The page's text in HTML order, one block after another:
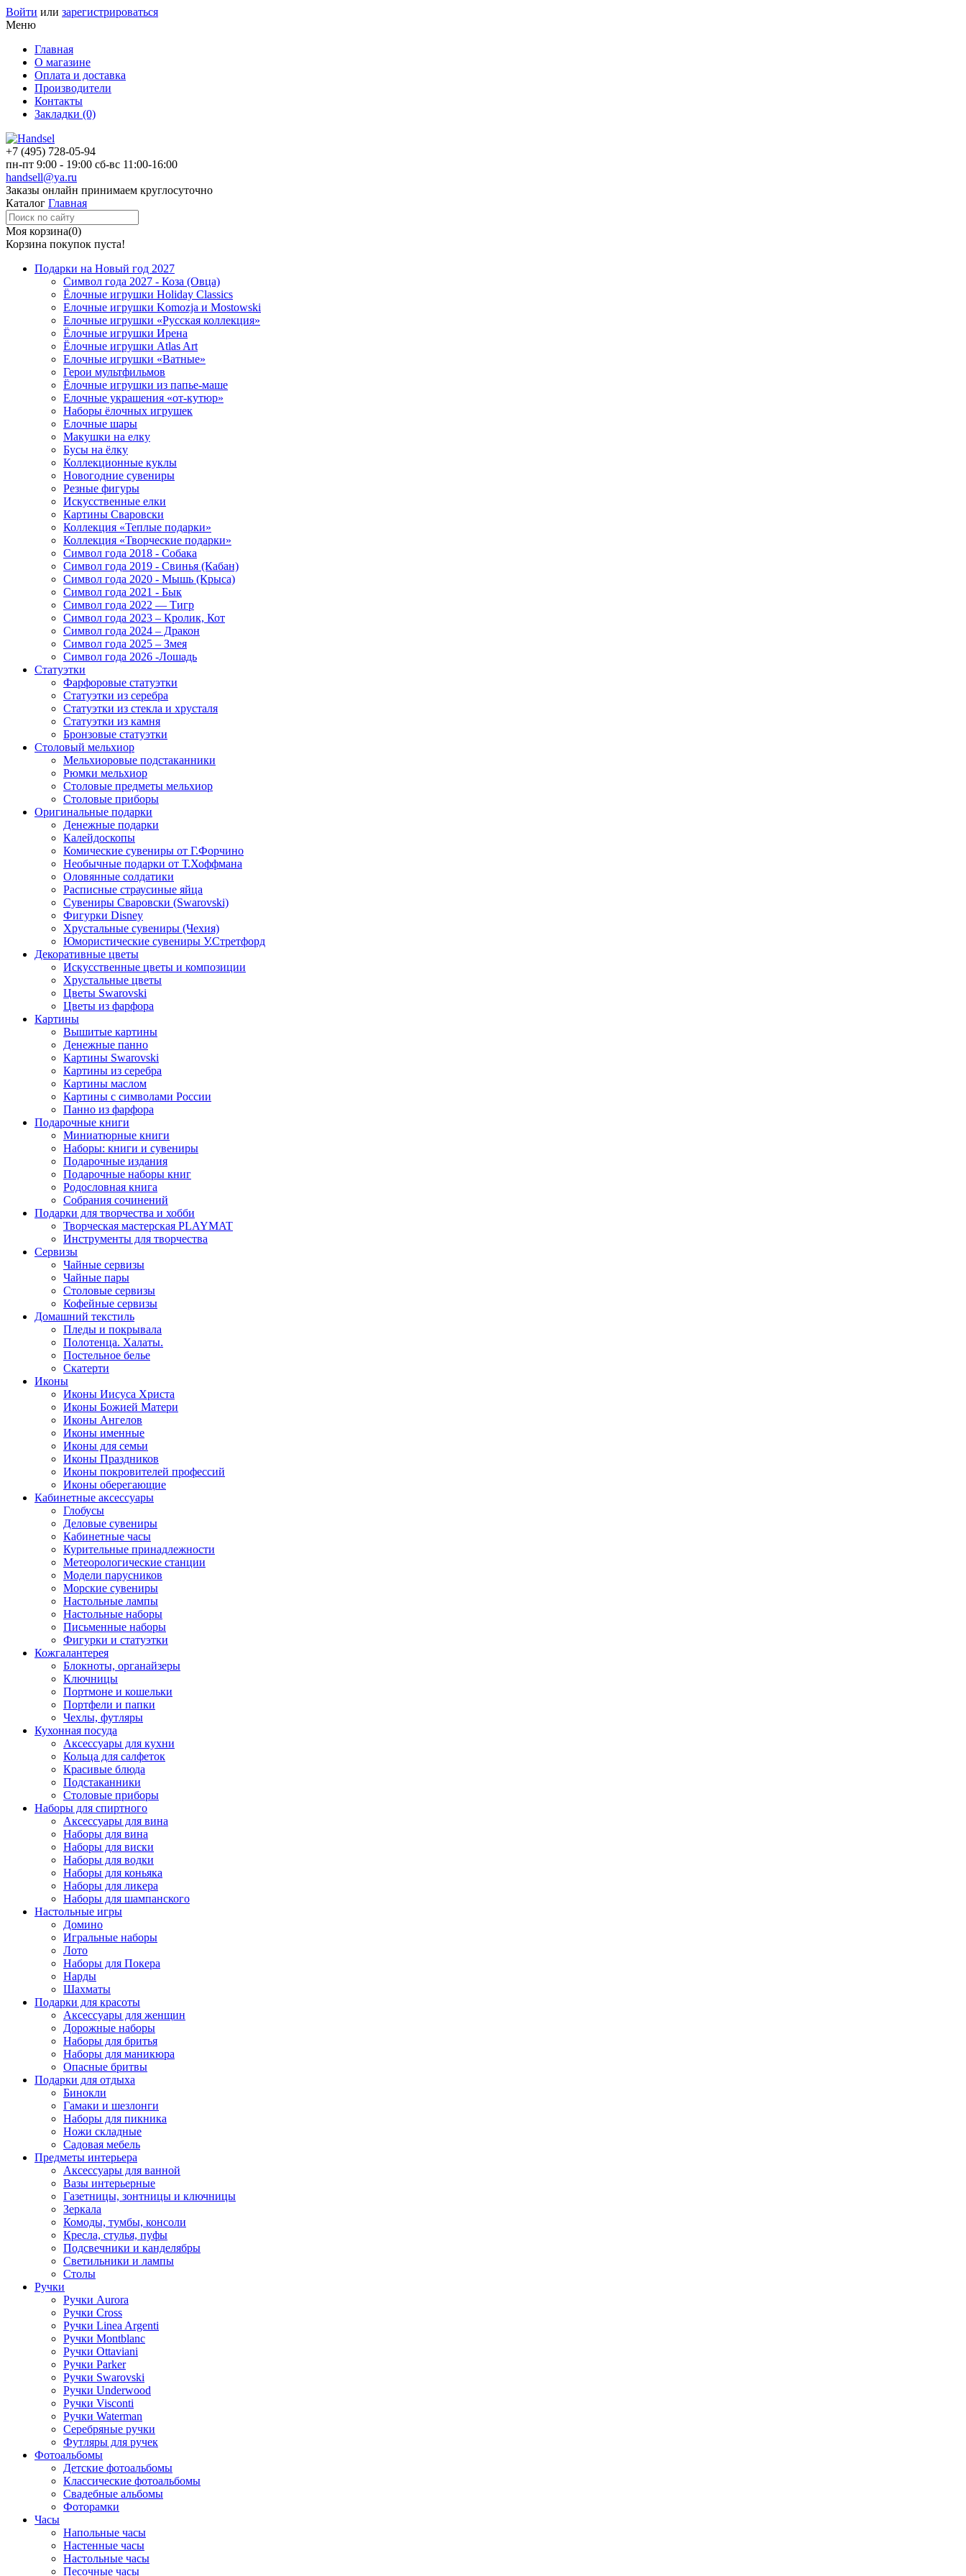
Войти или зарегистрироваться
Меню
Главная
О магазине
Оплата и доставка
Производители
Контакты
Закладки (0)
+7 (495) 728-05-94
пн-пт 9:00 - 19:00 сб-вс 11:00-16:00
handsell@ya.ru
Заказы онлайн принимаем круглосуточно
Каталог Главная
Моя корзина(0)
Корзина покупок пуста!
Подарки на Новый год 2027
Символ года 2027 - Коза (Овца)
Ёлочные игрушки Holiday Classics
Елочные игрушки Komozja и Mostowski
Елочные игрушки «Русская коллекция»
Ёлочные игрушки Ирена
Ёлочные игрушки Atlas Art
Елочные игрушки «Ватные»
Герои мультфильмов
Ёлочные игрушки из папье-маше
Елочные украшения «от-кутюр»
Наборы ёлочных игрушек
Елочные шары
Макушки на елку
Бусы на ёлку
Коллекционные куклы
Новогодние сувениры
Резные фигуры
Искусственные елки
Картины Сваровски
Коллекция «Теплые подарки»
Коллекция «Творческие подарки»
Символ года 2018 - Собака
Символ года 2019 - Свинья (Кабан)
Символ года 2020 - Мышь (Крыса)
Символ года 2021 - Бык
Символ года 2022 — Тигр
Символ года 2023 – Кролик, Кот
Символ года 2024 – Дракон
Символ года 2025 – Змея
Символ года 2026 -Лошадь
Статуэтки
Фарфоровые статуэтки
Статуэтки из серебра
Статуэтки из стекла и хрусталя
Статуэтки из камня
Бронзовые статуэтки
Столовый мельхиор
Мельхиоровые подстаканники
Рюмки мельхиор
Столовые предметы мельхиор
Столовые приборы
Оригинальные подарки
Денежные подарки
Калейдоскопы
Комические сувениры от Г.Форчино
Необычные подарки от Т.Хоффмана
Оловянные солдатики
Расписные страусиные яйца
Сувениры Сваровски (Swarovski)
Фигурки Disney
Хрустальные сувениры (Чехия)
Юмористические сувениры У.Стретфорд
Декоративные цветы
Искусственные цветы и композиции
Хрустальные цветы
Цветы Swarovski
Цветы из фарфора
Картины
Вышитые картины
Денежные панно
Картины Swarovski
Картины из серебра
Картины маслом
Картины с символами России
Панно из фарфора
Подарочные книги
Миниатюрные книги
Наборы: книги и сувениры
Подарочные издания
Подарочные наборы книг
Родословная книга
Собрания сочинений
Подарки для творчества и хобби
Творческая мастерская PLAYMAT
Инструменты для творчества
Cервизы
Чайные сервизы
Чайные пары
Столовые сервизы
Кофейные сервизы
Домашний текстиль
Пледы и покрывала
Полотенца. Халаты.
Постельное белье
Скатерти
Иконы
Иконы Иисуса Христа
Иконы Божией Матери
Иконы Ангелов
Иконы именные
Иконы для семьи
Иконы Праздников
Иконы покровителей профессий
Иконы оберегающие
Кабинетные аксессуары
Глобусы
Деловые сувениры
Кабинетные часы
Курительные принадлежности
Метеорологические станции
Модели парусников
Морские сувениры
Настольные лампы
Настольные наборы
Письменные наборы
Фигурки и статуэтки
Кожгалантерея
Блокноты, органайзеры
Ключницы
Портмоне и кошельки
Портфели и папки
Чехлы, футляры
Кухонная посуда
Аксессуары для кухни
Кольца для салфеток
Красивые блюда
Подстаканники
Столовые приборы
Наборы для спиртного
Аксессуары для вина
Наборы для вина
Наборы для виски
Наборы для водки
Наборы для коньяка
Наборы для ликера
Наборы для шампанского
Настольные игры
Домино
Игральные наборы
Лото
Наборы для Покера
Нарды
Шахматы
Подарки для красоты
Аксессуары для женщин
Дорожные наборы
Наборы для бритья
Наборы для маникюра
Опасные бритвы
Подарки для отдыха
Бинокли
Гамаки и шезлонги
Наборы для пикника
Ножи складные
Садовая мебель
Предметы интерьера
Аксессуары для ванной
Вазы интерьерные
Газетницы, зонтницы и ключницы
Зеркала
Комоды, тумбы, консоли
Кресла, стулья, пуфы
Подсвечники и канделябры
Светильники и лампы
Столы
Ручки
Ручки Aurora
Ручки Cross
Ручки Linea Argenti
Ручки Montblanc
Ручки Ottaviani
Ручки Parker
Ручки Swarovski
Ручки Underwood
Ручки Visconti
Ручки Waterman
Серебряные ручки
Футляры для ручек
Фотоальбомы
Детские фотоальбомы
Классические фотоальбомы
Свадебные альбомы
Фоторамки
Часы
Напольные часы
Настенные часы
Настольные часы
Песочные часы